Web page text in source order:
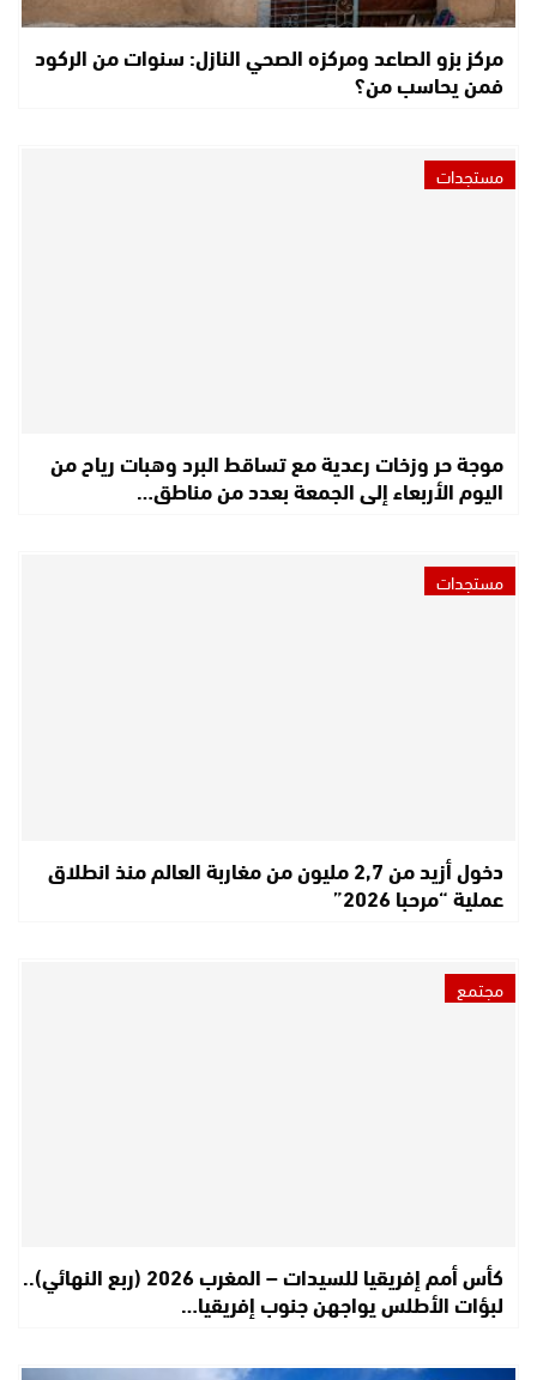
مركز بزو الصاعد ومركزه الصحي النازل: سنوات من الركود
فمن يحاسب من؟
مستجدات
موجة حر وزخات رعدية مع تساقط البرد وهبات رياح من
اليوم الأربعاء إلى الجمعة بعدد من مناطق…
مستجدات
دخول أزيد من 2,7 مليون من مغاربة العالم منذ انطلاق
عملية “مرحبا 2026”
مجتمع
كأس أمم إفريقيا للسيدات – المغرب 2026 (ربع النهائي)..
لبؤات الأطلس يواجهن جنوب إفريقيا…